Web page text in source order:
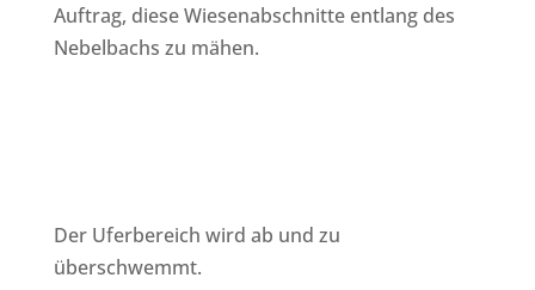
Auftrag, diese Wiesenabschnitte entlang des
Nebelbachs zu mähen.
Der Uferbereich wird ab und zu
überschwemmt.